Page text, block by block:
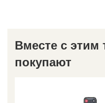
Вместе с этим
покупают